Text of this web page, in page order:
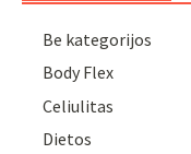
Be kategorijos
Body Flex
Celiulitas
Dietos